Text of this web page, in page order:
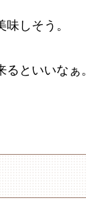
しそう。
といいなぁ。